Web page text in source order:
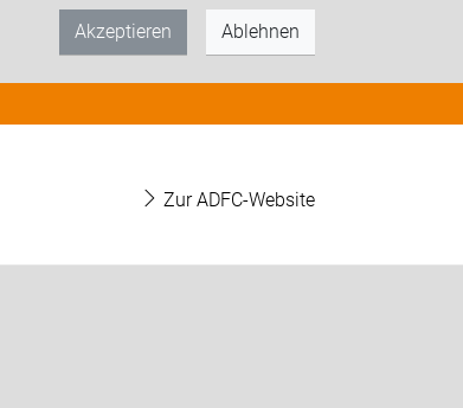
Akzeptieren Ablehnen
Zur ADFC-Website